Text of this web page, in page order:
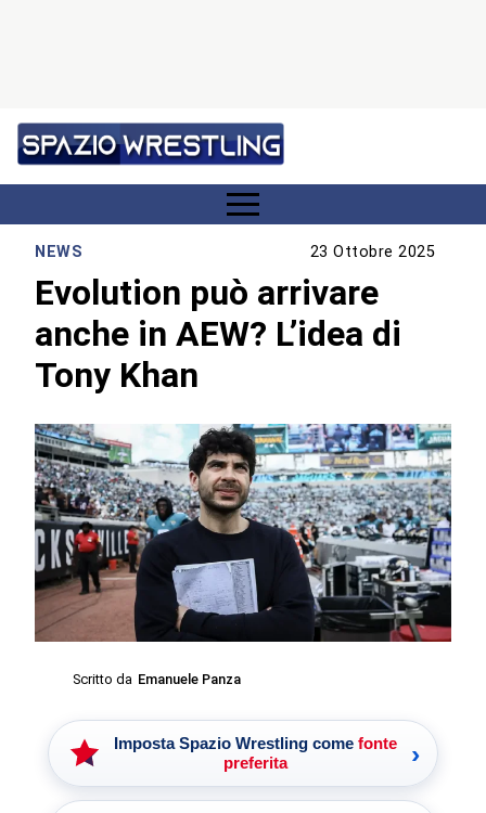
NEWS 23 Ottobre 2025
Evolution può arrivare
anche in AEW? L’idea di
Tony Khan
Scritto da Emanuele Panza
Imposta Spazio Wrestling come fonte
preferita
›